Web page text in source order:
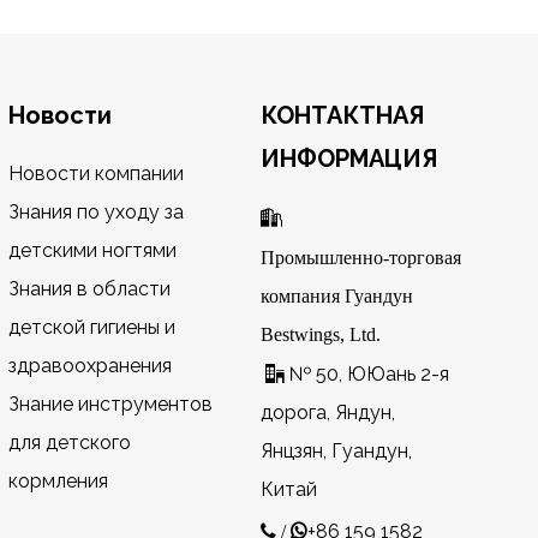
Новости
Новости компании
Знания по уходу за
детскими ногтями
Знания в области
детской гигиены и
здравоохранения
Знание инструментов
для детского
кормления
КОНТАКТНАЯ
ИНФОРМАЦИЯ

Промышленно-торговая
компания Гуандун
Bestwings, Ltd.
 № 50, ЮЮань 2-я
дорога, Яндун,
Янцзян, Гуандун,
Китай
 / +86 159 1582